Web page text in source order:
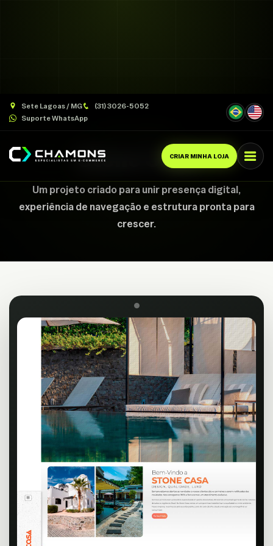
Sete Lagoas / MG
(31) 3026-5052
Suporte WhatsApp
CRIAR MINHA LOJA
Stone Casa
Um projeto criado para unir presença digital,
experiência de navegação e estrutura pronta para
crescer.